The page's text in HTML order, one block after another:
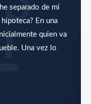
separado de mi
En una
quien va
Una vez lo